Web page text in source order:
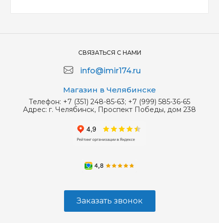
СВЯЗАТЬСЯ С НАМИ
info@imir174.ru
Магазин в Челябинске
Телефон: +7 (351) 248-85-63; +7 (999) 585-36-65
Адрес: г. Челябинск, Проспект Победы, дом 238
Заказать звонок